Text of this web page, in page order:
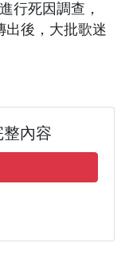
行死因調查，
出後，大批歌迷
內容